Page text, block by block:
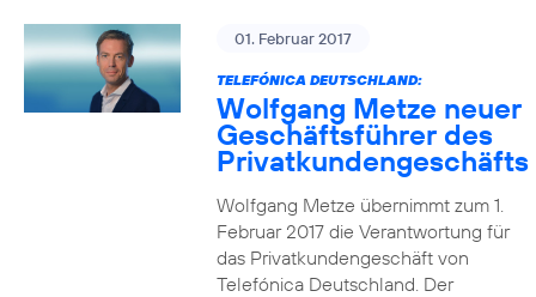
01. Februar 2017
TELEFÓNICA DEUTSCHLAND:
Wolfgang Metze neuer
Geschäftsführer des
Privatkundengeschäfts
Wolfgang Metze übernimmt zum 1.
Februar 2017 die Verantwortung für
das Privatkundengeschäft von
Telefónica Deutschland. Der